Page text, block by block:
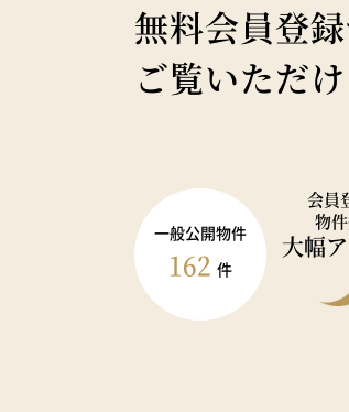
無料会員登録
ご覧いただけ
会員
物
大幅
一般公開物件
162 件